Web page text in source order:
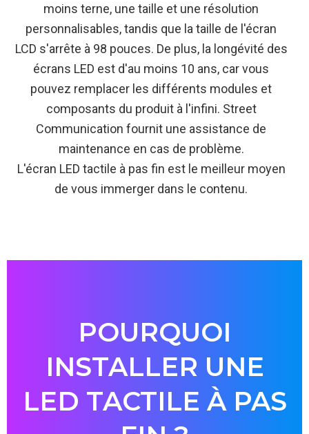
moins terne, une taille et une résolution
personnalisables, tandis que la taille de l'écran
LCD s'arrête à 98 pouces. De plus, la longévité des
écrans LED est d'au moins 10 ans, car vous
pouvez remplacer les différents modules et
composants du produit à l'infini. Street
Communication fournit une assistance de
maintenance en cas de problème.
L'écran LED tactile à pas fin est le meilleur moyen
de vous immerger dans le contenu.
POURQUOI
INSTALLER UNE
LED TACTILE À PAS